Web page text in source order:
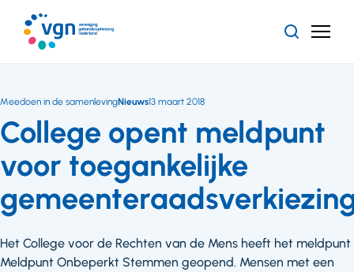
naar
hoofdinhoud
ZoekenMenu
College opent meldpunt
voor toegankelijke
Meedoen in de samenlevingNieuws13 maart 2018
Het College voor de Rechten van de Mens heeft het meldpunt
Meldpunt Onbeperkt Stemmen geopend. Mensen met een